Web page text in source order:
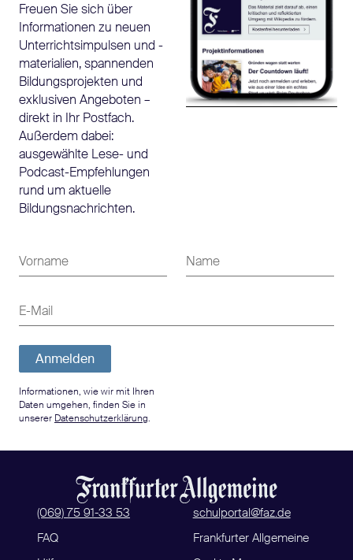
Freuen Sie sich über
Informationen zu neuen
Unterrichtsimpulsen und -
materialien, spannenden
Bildungsprojekten und
exklusiven Angeboten –
direkt in Ihr Postfach.
Außerdem dabei:
ausgewählte Lese- und
Podcast-Empfehlungen
rund um aktuelle
Bildungsnachrichten.
Vorname Name
E-Mail
Anmelden
Informationen, wie wir mit Ihren
Daten umgehen, finden Sie in
unserer Datenschutzerklärung.
(069) 75 91-33 53
schulportal@faz.de
FAQ
Frankfurter Allgemeine